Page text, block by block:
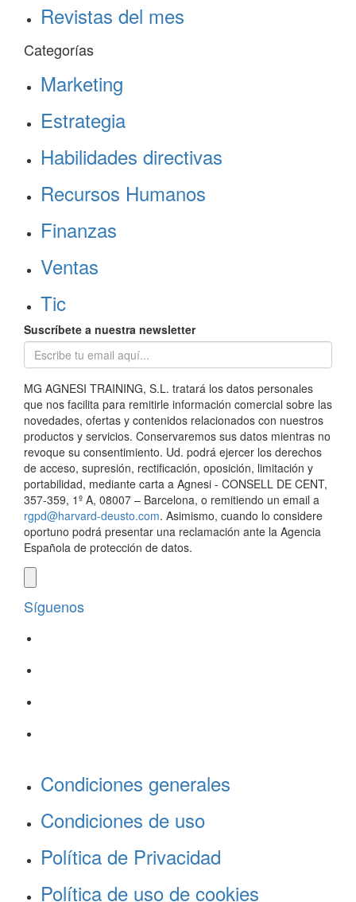
Revistas del mes
Categorías
Marketing
Estrategia
Habilidades directivas
Recursos Humanos
Finanzas
Ventas
Tic
Suscríbete a nuestra newsletter
MG AGNESI TRAINING, S.L. tratará los datos personales
que nos facilita para remitirle información comercial sobre las
novedades, ofertas y contenidos relacionados con nuestros
productos y servicios. Conservaremos sus datos mientras no
revoque su consentimiento. Ud. podrá ejercer los derechos
de acceso, supresión, rectificación, oposición, limitación y
portabilidad, mediante carta a Agnesi - CONSELL DE CENT,
357-359, 1º A, 08007 – Barcelona, o remitiendo un email a
rgpd@harvard-deusto.com. Asimismo, cuando lo considere
oportuno podrá presentar una reclamación ante la Agencia
Española de protección de datos.
Síguenos
Condiciones generales
Condiciones de uso
Política de Privacidad
Política de uso de cookies